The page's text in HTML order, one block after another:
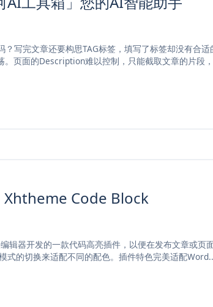
写完文章还要构思TAG标签，填写了标签却没有合适
。页面的Description难以控制，只能截取文章的片段
Code Block
辑器开发的一款代码高亮插件，以便在发布文章或页
式的切换来适配不同的配色。插件特色完美适配